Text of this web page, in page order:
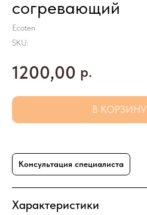
согревающий
Ecoten
SKU:
1200,00 р.
В КОРЗИНУ
Консультация специалиста
Характеристики